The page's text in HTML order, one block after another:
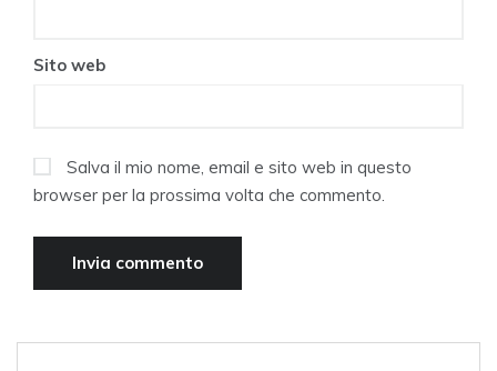
Sito web
Salva il mio nome, email e sito web in questo
browser per la prossima volta che commento.